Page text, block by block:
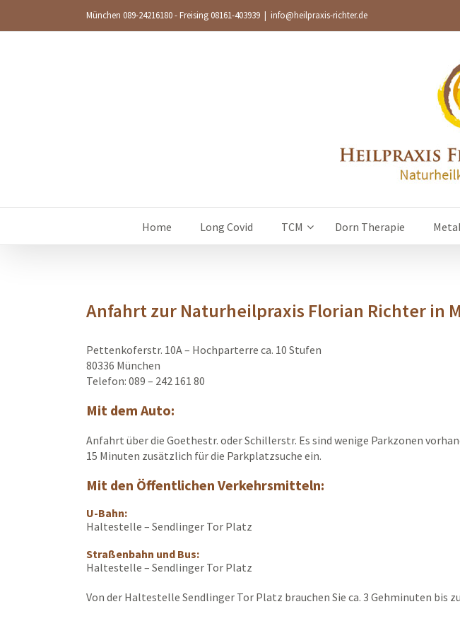
München 089-24216180 - Freising 08161-403939 | info@heilpraxis-richter.de
Home Long Covid TCM Dorn Therapie
Anfahrt zur Naturheilpraxis Florian Richter in
Pettenkoferstr. 10A – Hochparterre ca. 10 Stufen
80336 München
Telefon: 089 – 242 161 80
Mit dem Auto:
Anfahrt über die Goethestr. oder Schillerstr. Es sind wenige Parkzonen
15 Minuten zusätzlich für die Parkplatzsuche ein.
Mit den Öffentlichen Verkehrsmitteln:
U-Bahn:
Haltestelle – Sendlinger Tor Platz
Straßenbahn und Bus:
Haltestelle – Sendlinger Tor Platz
Von der Haltestelle Sendlinger Tor Platz brauchen Sie ca. 3 Gehminuten bis